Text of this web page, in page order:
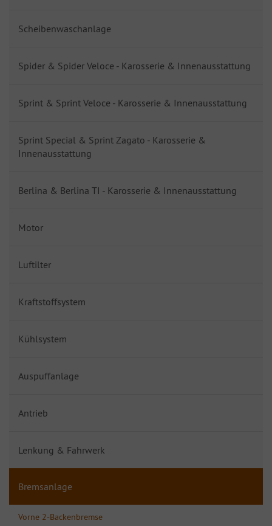
Scheibenwaschanlage
Spider & Spider Veloce - Karosserie & Innenausstattung
Sprint & Sprint Veloce - Karosserie & Innenausstattung
Sprint Special & Sprint Zagato - Karosserie &
Innenausstattung
Berlina & Berlina TI - Karosserie & Innenausstattung
Motor
Luftilter
Kraftstoffsystem
Kühlsystem
Auspuffanlage
Antrieb
Lenkung & Fahrwerk
Bremsanlage
Vorne 2-Backenbremse